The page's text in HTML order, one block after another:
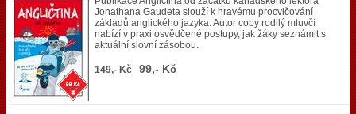
Jonathana Gaudeta slouží k hravému procvičování
základů anglického jazyka. Autor coby rodilý mluvčí
nabízí v praxi osvědčené postupy, jak žáky seznámit s
aktuální slovní zásobou.
149,- Kč 99,- Kč